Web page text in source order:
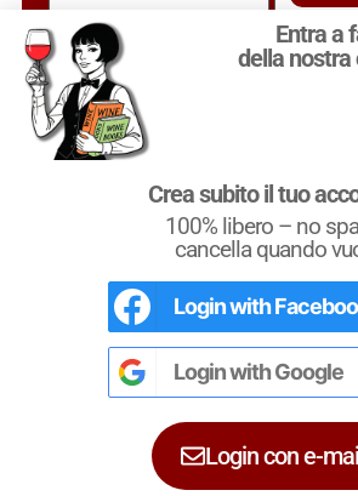
Le migliori CANTINE
della Bagnoli Friularo
L'Italia del Vino
Nel libro leRegioni del
tutte leDenominazioni, e
dettagliateper leDOCGe
singole regioni.
Entra a
della
Crea subito il tuo
100% libero – no
cancella quando
Login with
Login withGoogle
Login con e-